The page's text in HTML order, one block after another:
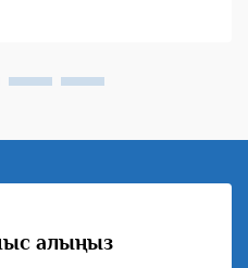
алыңыз